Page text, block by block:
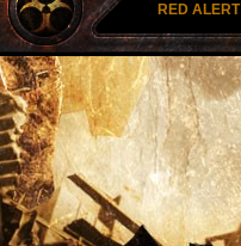
RED ALERT